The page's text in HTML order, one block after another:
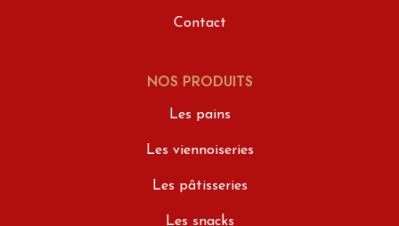
Contact
NOS PRODUITS
Les pains
Les viennoiseries
Les pâtisseries
Les snacks